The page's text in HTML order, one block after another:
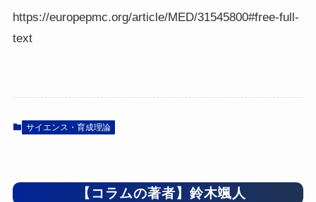
https://europepmc.org/article/MED/31545800#free-full-
text
サイエンス・育成理論
【コラムの著者】鈴木颯人